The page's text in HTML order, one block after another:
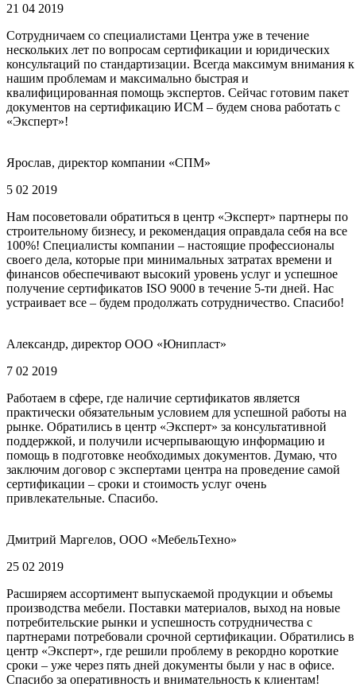
21 04 2019
Сотрудничаем со специалистами Центра уже в течение
нескольких лет по вопросам сертификации и юридических
консультаций по стандартизации. Всегда максимум внимания к
нашим проблемам и максимально быстрая и
квалифицированная помощь экспертов. Сейчас готовим пакет
документов на сертификацию ИСМ – будем снова работать с
«Эксперт»!
Ярослав, директор компании «СПМ»
5 02 2019
Нам посоветовали обратиться в центр «Эксперт» партнеры по
строительному бизнесу, и рекомендация оправдала себя на все
100%! Специалисты компании – настоящие профессионалы
своего дела, которые при минимальных затратах времени и
финансов обеспечивают высокий уровень услуг и успешное
получение сертификатов ISO 9000 в течение 5-ти дней. Нас
устраивает все – будем продолжать сотрудничество. Спасибо!
Александр, директор ООО «Юнипласт»
7 02 2019
Работаем в сфере, где наличие сертификатов является
практически обязательным условием для успешной работы на
рынке. Обратились в центр «Эксперт» за консультативной
поддержкой, и получили исчерпывающую информацию и
помощь в подготовке необходимых документов. Думаю, что
заключим договор с экспертами центра на проведение самой
сертификации – сроки и стоимость услуг очень
привлекательные. Спасибо.
Дмитрий Маргелов, ООО «МебельТехно»
25 02 2019
Расширяем ассортимент выпускаемой продукции и объемы
производства мебели. Поставки материалов, выход на новые
потребительские рынки и успешность сотрудничества с
партнерами потребовали срочной сертификации. Обратились в
центр «Эксперт», где решили проблему в рекордно короткие
сроки – уже через пять дней документы были у нас в офисе.
Спасибо за оперативность и внимательность к клиентам!